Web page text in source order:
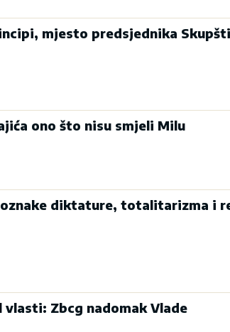
mjesto predsjednika
ono što nisu smjeli Milu
diktature, totalitarizma i
Zbcg nadomak Vlade